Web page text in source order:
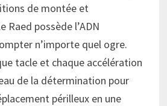
de montée et
possède l’ADN
n’importe quel ogre.
tacle et chaque accélération
de la détermination pour
périlleux en une